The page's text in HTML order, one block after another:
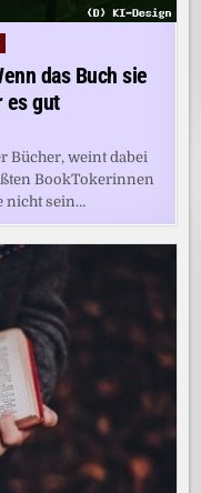
das Buch sie
es gut
Bücher, weint dabei
BookTokerinnen
nicht sein…